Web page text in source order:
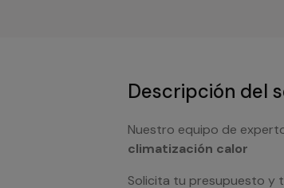
Descripción del
Nuestro equipo de
climatización calor
Solicita tu presupuesto y